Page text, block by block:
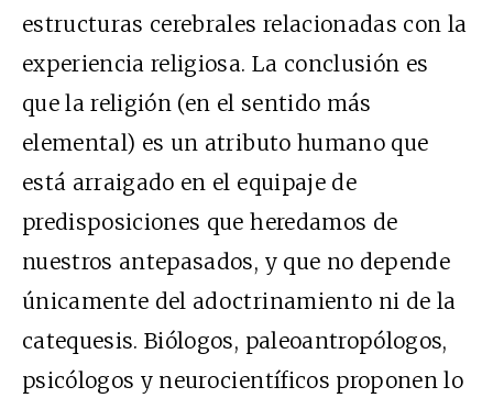
estructuras cerebrales relacionadas con la
experiencia religiosa. La conclusión es
que la religión (en el sentido más
elemental) es un atributo humano que
está arraigado en el equipaje de
predisposiciones que heredamos de
nuestros antepasados, y que no depende
únicamente del adoctrinamiento ni de la
catequesis. Biólogos, paleoantropólogos,
psicólogos y neurocientíficos proponen lo